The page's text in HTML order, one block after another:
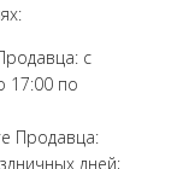
с
17:00 по
Продавца:
дней;